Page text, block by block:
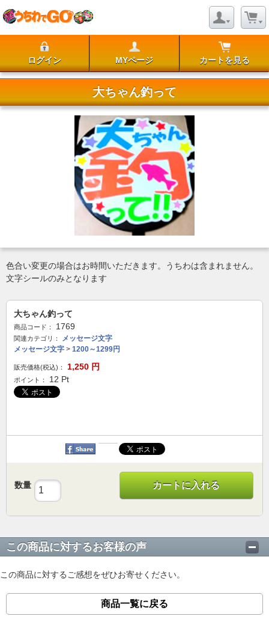
ログイン MYページ カートを見る
大ちゃん釣って
色合い変更の場合はお時間いただきます。うちわは含まれません。
文字シールのみとなります
大ちゃん釣って
商品コード： 1769
関連カテゴリ：
メッセージ文字
メッセージ文字 > 1200～1299円
販売価格(税込)： 1,250 円
ポイント： 12 Pt
数量 カートに入れる
この商品に対するお客様の声
この商品に対するご感想をぜひお寄せください。
商品一覧に戻る